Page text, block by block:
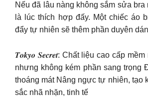
Nếu đã lâu nàng không sắm sửa
là lúc thích hợp đấy. Một chiếc áo
đẩy tự nhiên sẽ thêm phần duyên
𝑻𝒐𝒌𝒚𝒐 𝑺𝒆𝒄𝒓𝒆𝒕: Chất liệu cao cấp
nhưng không kém phần sang trọng
thoáng mát Nâng ngực tự nhiên, tạo
sắc nhã nhặn, tinh tế